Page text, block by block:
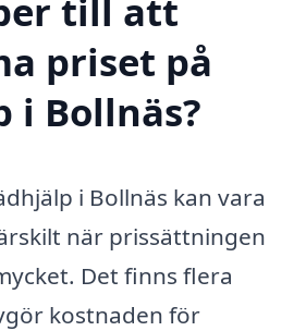
till att
priset på
i Bollnäs?
i Bollnäs kan vara
när prissättningen
Det finns flera
kostnaden för